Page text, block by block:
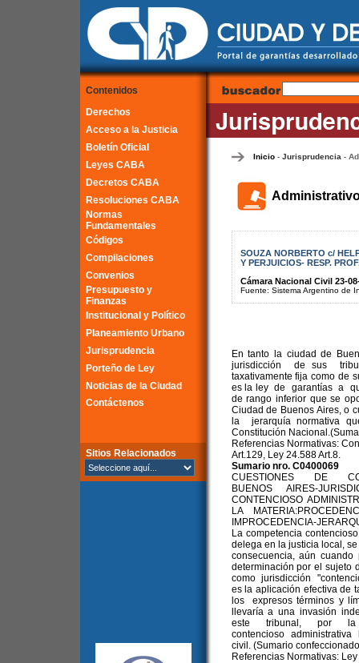
Contenidos
Derechos
Acceso a la Justicia
Boletín Oficial
Leyes CABA
Decretos CABA
Resoluciones CABA
Normas
Fundamentales
Códigos
Compilaciones
Convenios
Presupuesto y
Finanzas
Institucional y Político
Planeamiento Urbano
Jurisprudencia
Porteño de Ley
Noticias de la Ciudad
Contáctenos
Sitios Relacionados
Inicio- Jurisprudencia-
SOUZA NORBERTO c/
Y PERJUICIOS- RESP.
Cámara Nacional Civil 23-
Fuente: Sistema Argentino de
En tanto la ciudad de
jurisdicción de sus
taxativamente fija como
es la ley de garantías a
de rango inferior que se
Ciudad de Buenos Aires, o
la jerarquía
Constitución
Referencias Normativas:
Art.129, Ley 24.588 Art.8.
Sumario nro. C0400069
CUESTIONES DE
BUENOS AIRES-
CONTENCIOSO
LA
IMPROCEDENCIA-
La competencia
delega en la justicia local,
consecuencia, aún
determinación por el
como jurisdicción
es la aplicación efectiva
los expresos términos y
llevaría a una invasión
este tribunal, por
contencioso
civil. (Sumario
Referencias Normativas: